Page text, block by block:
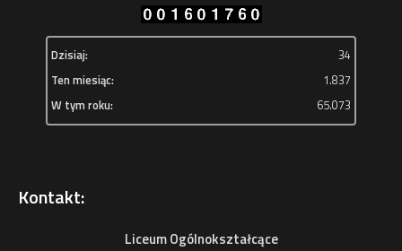
Dzisiaj:
34
Ten miesiąc:
1.837
W tym roku:
65.073
Kontakt:
Liceum Ogólnokształcące